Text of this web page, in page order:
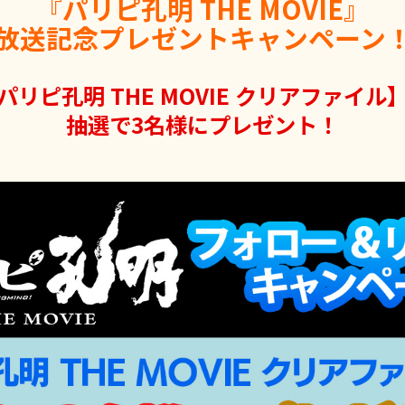
『パリピ孔明 THE MOVIE』
送記念プレゼントキャンペーン
リピ孔明 THE MOVIE クリアファイル
抽選で3名様にプレゼント！